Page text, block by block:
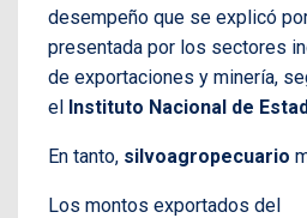
desempeño que se explicó
presentada por los sectores
de exportaciones y minería,
el Instituto Nacional de
En tanto, silvoagropecuario
Los montos exportados del